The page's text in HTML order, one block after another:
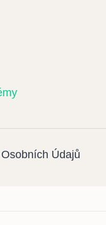
Údajů